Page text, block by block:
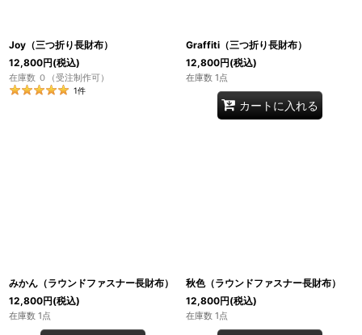
Joy（三つ折り長財布）
12,800円(税込)
在庫数 ０（受注制作可）
1件
Graffiti（三つ折り長財布）
12,800円(税込)
在庫数 1点
カートに入れる
みかん（ラウンドファスナー長財布）
12,800円(税込)
在庫数 1点
秋色（ラウンドファスナー長財布）
12,800円(税込)
在庫数 1点